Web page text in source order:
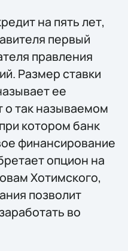
на пять лет,
первый
правления
Размер ставки
ее
о так называемом
котором банк
финансирование
опцион на
Хотимского,
позволит
во